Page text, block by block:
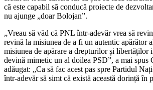
că este capabil să conducă proiecte de
nu ajunge „doar Bolojan”.
„Vreau să văd că PNL într-adevăr vrea să
revină la misiunea de a fi un autentic apărător
misiunea de apărare a drepturilor și libertăților
devină mimetic un al doilea PSD”, a mai spus
adăugat: „Ca să fac acest pas spre Partidul
într-adevăr să simt că există această dorință în